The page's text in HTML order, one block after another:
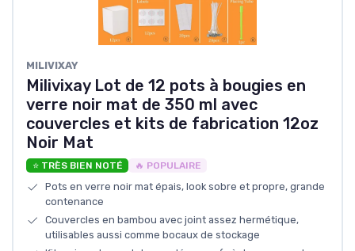
MILIVIXAY
Milivixay Lot de 12 pots à bougies en
verre noir mat de 350 ml avec
couvercles et kits de fabrication 12oz
Noir Mat
⭐ TRÈS BIEN NOTÉ 🔥 POPULAIRE
Pots en verre noir mat épais, look sobre et propre, grande
contenance
Couvercles en bambou avec joint assez hermétique,
utilisables aussi comme bocaux de stockage